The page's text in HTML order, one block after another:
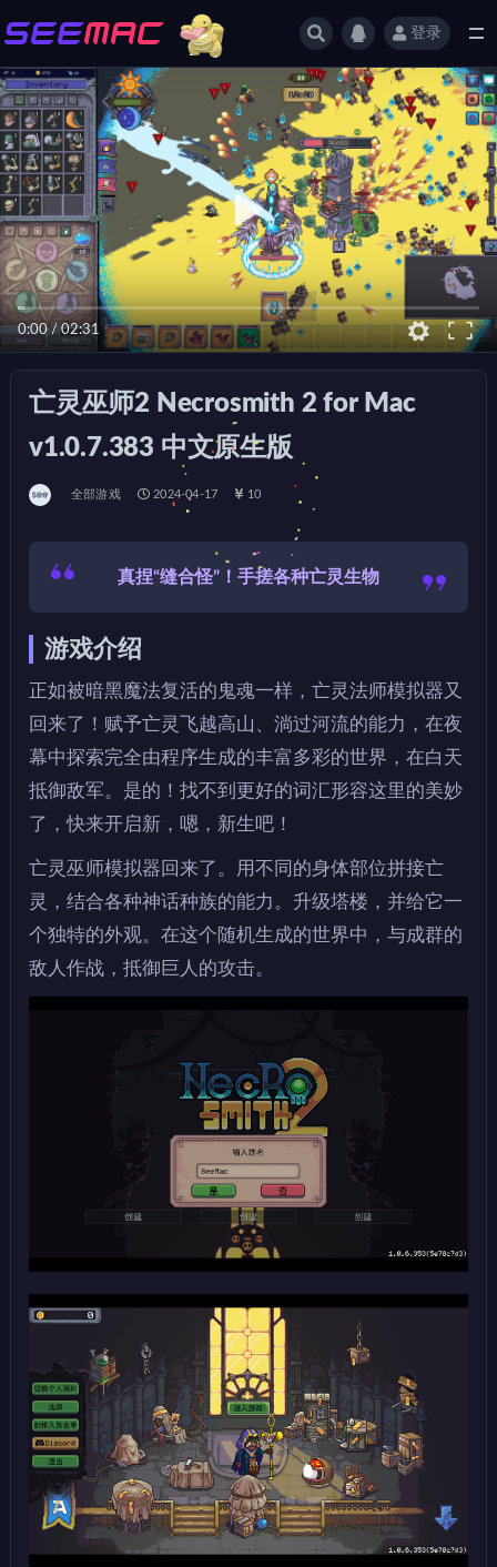
登录
0:00/ 02:31
亡灵巫师2 Necrosmith 2 for Mac
v1.0.7.383 中文原生版
全部游戏 2024-04-17 10
真捏“缝合怪”！手搓各种亡灵生物
游戏介绍
正如被暗黑魔法复活的鬼魂一样，亡灵法师模拟器又
回来了！赋予亡灵飞越高山、淌过河流的能力，在夜
幕中探索完全由程序生成的丰富多彩的世界，在白天
抵御敌军。是的！找不到更好的词汇形容这里的美妙
了，快来开启新，嗯，新生吧！
亡灵巫师模拟器回来了。用不同的身体部位拼接亡
灵，结合各种神话种族的能力。升级塔楼，并给它一
个独特的外观。在这个随机生成的世界中，与成群的
敌人作战，抵御巨人的攻击。